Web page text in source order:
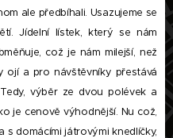
ale předbíhali. Usazujeme se
Jídelní lístek, který se nám
což je nám milejší, než
ojí a pro návštěvníky přestává
výběr ze dvou polévek a
je cenově výhodnější. Nu což,
domácími játrovými knedlíčky,